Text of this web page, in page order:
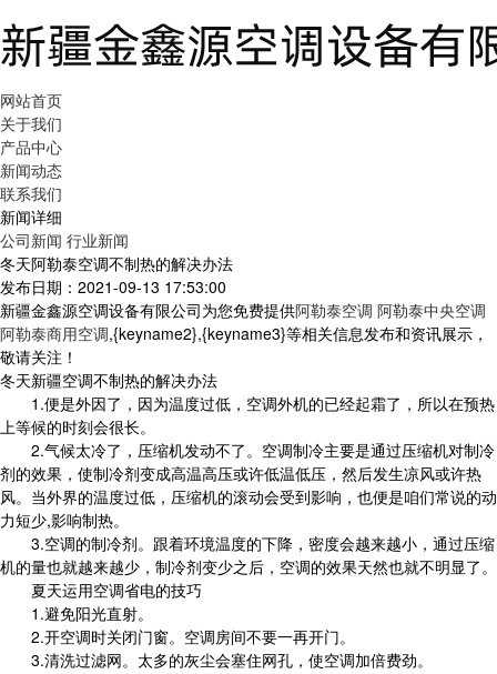
网站首页
关于我们
产品中心
新闻动态
联系我们
新闻详细
公司新闻 行业新闻
冬天阿勒泰空调不制热的解决办法
发布日期：2021-09-13 17:53:00
新疆金鑫源空调设备有限公司为您免费提供阿勒泰空调 阿勒泰中央空调
阿勒泰商用空调,{keyname2},{keyname3}等相关信息发布和资讯展示，
敬请关注！
冬天新疆空调不制热的解决办法
1.便是外因了，因为温度过低，空调外机的已经起霜了，所以在预热
上等候的时刻会很长。
2.气候太冷了，压缩机发动不了。空调制冷主要是通过压缩机对制冷
剂的效果，使制冷剂变成高温高压或许低温低压，然后发生凉风或许热
风。当外界的温度过低，压缩机的滚动会受到影响，也便是咱们常说的动
力短少,影响制热。
3.空调的制冷剂。跟着环境温度的下降，密度会越来越小，通过压缩
机的量也就越来越少，制冷剂变少之后，空调的效果天然也就不明显了。
夏天运用空调省电的技巧
1.避免阳光直射。
2.开空调时关闭门窗。空调房间不要一再开门。
3.清洗过滤网。太多的灰尘会塞住网孔，使空调加倍费劲。